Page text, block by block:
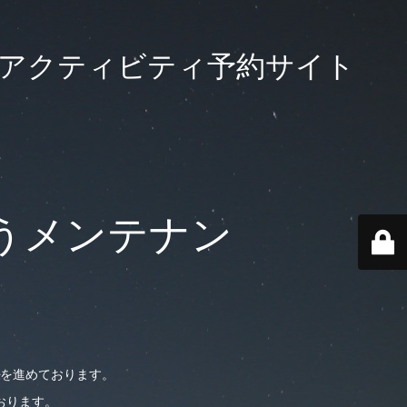
クティビティ予約サイト
メンテナン
を進めております。
ます。